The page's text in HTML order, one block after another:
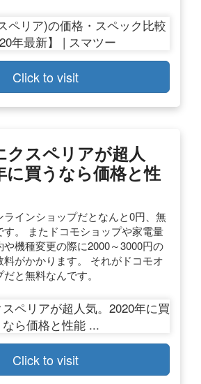
Click to visit
クスペリアが超人
に買うなら価格と性
ラインショップだとなんと0円、無
。 またドコモショップや家電量
機種変更の際に2000～3000円の
がかかります。 それがドコモオ
と無料なんです。
Click to visit